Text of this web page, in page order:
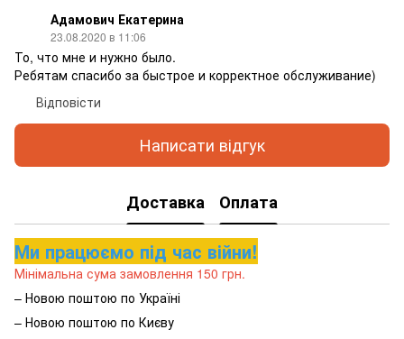
Адамович Екатерина
23.08.2020 в 11:06
То, что мне и нужно было.
Ребятам спасибо за быстрое и корректное обслуживание)
Відповісти
Написати відгук
Доставка Оплата
Ми працюємо під час війни!
Мінімальна сума замовлення 150 грн.
– Новою поштою по Україні
– Новою поштою по Києву